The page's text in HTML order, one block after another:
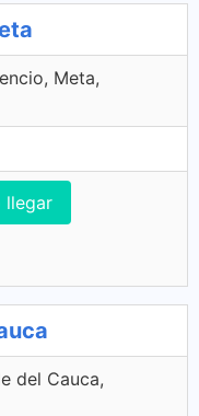
Meta,
llegar
del Cauca,